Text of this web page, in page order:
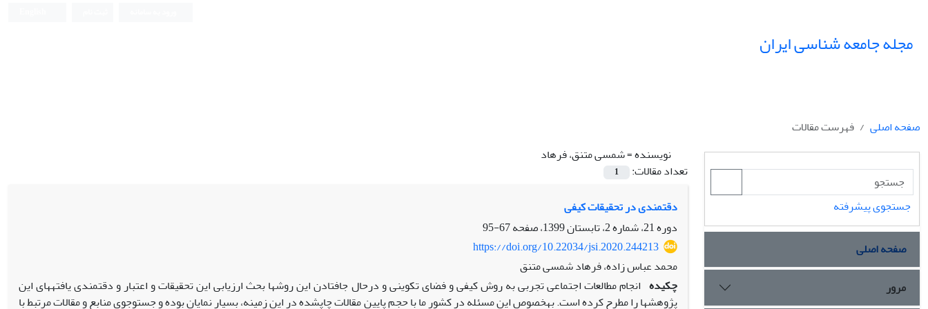
مجله جامعه شناسی ایران
صفحه اصلی
فهرست مقالات
نویسنده =شمسی متنق، فرهاد
تعداد مقالات:
1
دقتمندی در تحقیقات کیفی
دوره 21، شماره 2، تابستان 1399، صفحه
67-95
https://doi.org/10.22034/jsi.2020.244213
محمد عباس زاده، فرهاد شمسی متنق
چکیده انجام مطالعات اجتماعی تجربی به روش کیفی و فضای تکوینی و درحال جافتادن این روش­ها بحث ارزیابی این تحقیقات و اعتبار و دقتمندی یافته­های این
پژوهش­ها را مطرح کرده است. به­خصوص این مسئله در کشور ما با حجم پایین مقالات چاپ­شده در این زمینه، بسیار نمایان بوده و جست­وجوی منابع و مقالات مرتبط با
جستجوی پیشرفته
صفحه اصلی
مرور